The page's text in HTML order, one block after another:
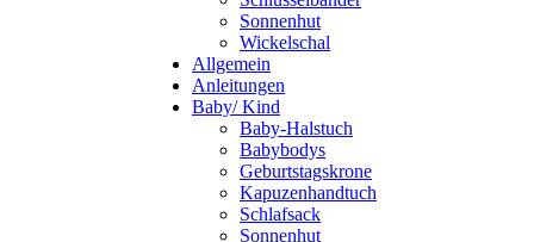
Sonnenhut
Wickelschal
Allgemein
Anleitungen
Baby/ Kind
Baby-Halstuch
Babybodys
Geburtstagskrone
Kapuzenhandtuch
Schlafsack
Sonnenhut